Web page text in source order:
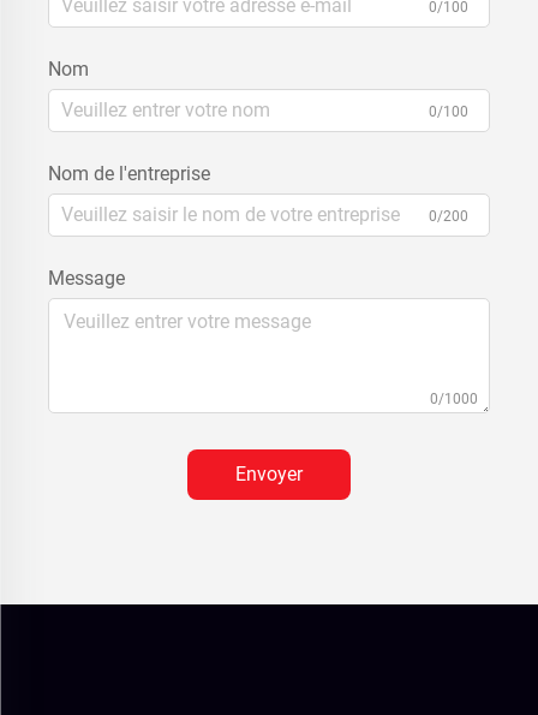
0/100
Nom
0/100
Nom de l'entreprise
0/200
Message
0/1000
Envoyer